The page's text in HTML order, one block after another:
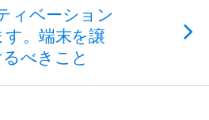
ィベーション
。端末を譲
べきこと